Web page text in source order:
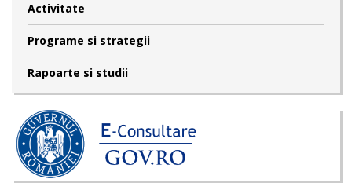
Activitate
Programe si strategii
Rapoarte si studii